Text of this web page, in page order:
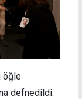
öğle
defnedildi.